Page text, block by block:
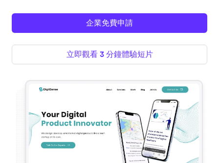
企業免費申請
立即觀看 3 分鐘體驗短片